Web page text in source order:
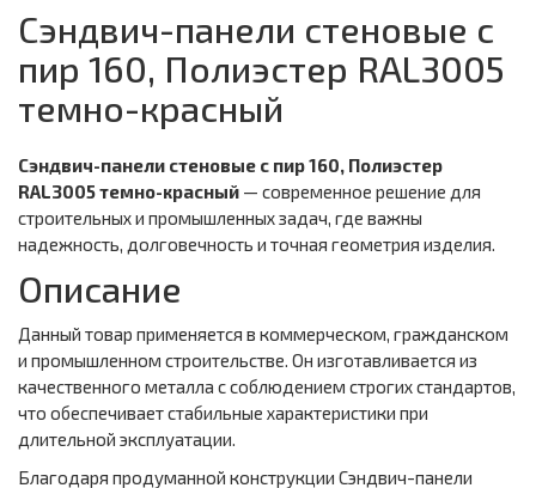
Сэндвич-панели стеновые с
пир 160, Полиэстер RAL3005
темно-красный
Сэндвич-панели стеновые с пир 160, Полиэстер
RAL3005 темно-красный — современное решение для
строительных и промышленных задач, где важны
надежность, долговечность и точная геометрия изделия.
Описание
Данный товар применяется в коммерческом, гражданском
и промышленном строительстве. Он изготавливается из
качественного металла с соблюдением строгих стандартов,
что обеспечивает стабильные характеристики при
длительной эксплуатации.
Благодаря продуманной конструкции Сэндвич-панели